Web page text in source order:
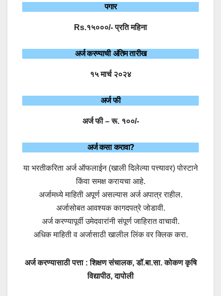
पगार
Rs.१५०००/- प्रति महिना
अर्ज करण्याची अंतिम तारीख
१५ मार्च २०२४
अर्ज फी
अर्ज फी – रू. १००/-
अर्ज कसा करावा?
या भरतीकरिता अर्ज ऑफलाईन (खाली दिलेल्या पत्त्यावर) पोस्टाने
किंवा समक्ष करायचा आहे.
अर्जामध्ये माहिती अपूर्ण असल्यास अर्ज अपात्र राहील.
अर्जासोबत आवश्यक कागदपत्रे जोडावी.
अर्ज करण्यापूर्वी उमेदवारांनी संपूर्ण जाहिरात वाचावी.
अधिक माहिती व अर्जासाठी खालील लिंक वर क्लिक करा.
अर्ज करण्यासाठी पत्ता : शिक्षण संचालक, डॉ.बा.सा. कोकण कृषि
विद्यापीठ, दापोली